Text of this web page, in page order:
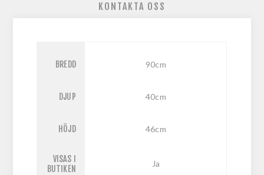
KONTAKTA OSS
BREDD 90cm
DJUP 40cm
HÖJD 46cm
VISAS I
BUTIKEN
Ja